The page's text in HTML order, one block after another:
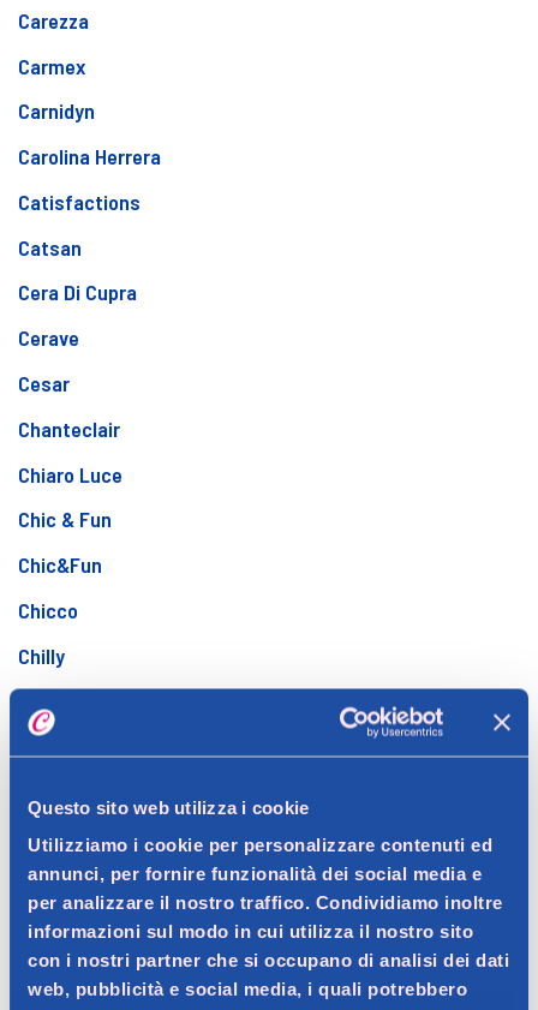
Questo sito web utilizza i cookie
Utilizziamo i cookie per personalizzare contenuti ed
annunci, per fornire funzionalità dei social media e
per analizzare il nostro traffico. Condividiamo inoltre
informazioni sul modo in cui utilizza il nostro sito
con i nostri partner che si occupano di analisi dei dati
web, pubblicità e social media, i quali potrebbero
Carezza
Carmex
Carnidyn
Carolina Herrera
Catisfactions
Catsan
Cera Di Cupra
Cerave
Cesar
Chanteclair
Chiaro Luce
Chic & Fun
Chic&Fun
Chicco
Chilly
Cif
Cillit Bang
Cistiset
Citronella